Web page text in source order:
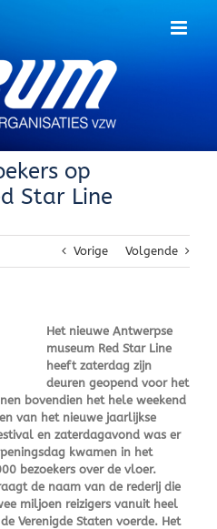
op
Star Line
Vorige Volgende
Het nieuwe Antwerpse
museum Red Star Line
heeft zaterdag zijn
deuren geopend voor het
bovendien het hele weekend
van het nieuwe jaarlijkse
en zaterdagavond was er
kwamen in het
bezoekers over de vloer.
de naam van de rederij die
miljoen reizigers vanuit heel
Verenigde Staten voerde. Het